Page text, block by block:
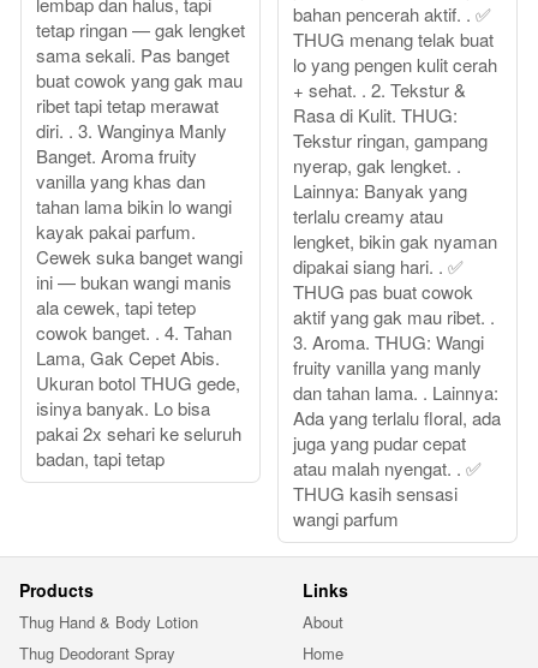
tetap ringan — gak lengket
sama sekali. Pas banget
buat cowok yang gak mau
ribet tapi tetap merawat
diri. . 3. Wanginya Manly
Banget. Aroma fruity
vanilla yang khas dan
tahan lama bikin lo wangi
kayak pakai parfum.
Cewek suka banget wangi
ini — bukan wangi manis
ala cewek, tapi tetep
cowok banget. . 4. Tahan
Lama, Gak Cepet Abis.
Ukuran botol THUG gede,
isinya banyak. Lo bisa
pakai 2x sehari ke seluruh
badan, tapi tetap
bahan pencerah aktif. . ✅
THUG menang telak buat
lo yang pengen kulit cerah
+ sehat. . 2. Tekstur &
Rasa di Kulit. THUG:
Tekstur ringan, gampang
nyerap, gak lengket. .
Lainnya: Banyak yang
terlalu creamy atau
lengket, bikin gak nyaman
dipakai siang hari. . ✅
THUG pas buat cowok
aktif yang gak mau ribet. .
3. Aroma. THUG: Wangi
fruity vanilla yang manly
dan tahan lama. . Lainnya:
Ada yang terlalu floral, ada
juga yang pudar cepat
atau malah nyengat. . ✅
THUG kasih sensasi
wangi parfum
Products
Thug Hand & Body Lotion
Thug Deodorant Spray
Links
About
Home